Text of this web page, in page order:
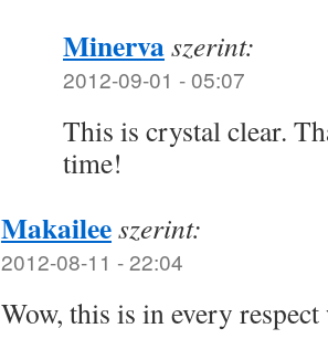
Minervaszerint:
2012-09-01 - 05:07
This is crystal clear.
time!
Makaileeszerint:
2012-08-11 - 22:04
Wow, this is in every